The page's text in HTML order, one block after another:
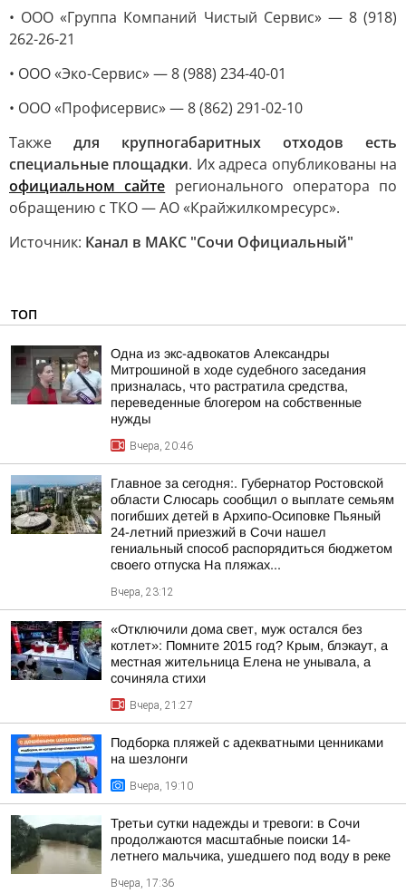
• ООО «Группа Компаний Чистый Сервис» — 8 (918)
262-26-21
• ООО «Эко-Сервис» — 8 (988) 234-40-01
• ООО «Профисервис» — 8 (862) 291-02-10
Также для крупногабаритных отходов есть
специальные площадки. Их адреса опубликованы на
официальном сайте регионального оператора по
обращению с ТКО — АО «Крайжилкомресурс».
Источник: Канал в МАКС "Сочи Официальный"
ТОП
Одна из экс-адвокатов Александры
Митрошиной в ходе судебного заседания
призналась, что растратила средства,
переведенные блогером на собственные
нужды
Вчера, 20:46
Главное за сегодня:. Губернатор Ростовской
области Слюсарь сообщил о выплате семьям
погибших детей в Архипо-Осиповке Пьяный
24-летний приезжий в Сочи нашел
гениальный способ распорядиться бюджетом
своего отпуска На пляжах...
Вчера, 23:12
«Отключили дома свет, муж остался без
котлет»: Помните 2015 год? Крым, блэкаут, а
местная жительница Елена не унывала, а
сочиняла стихи
Вчера, 21:27
Подборка пляжей с адекватными ценниками
на шезлонги
Вчера, 19:10
Третьи сутки надежды и тревоги: в Сочи
продолжаются масштабные поиски 14-
летнего мальчика, ушедшего под воду в реке
Вчера, 17:36